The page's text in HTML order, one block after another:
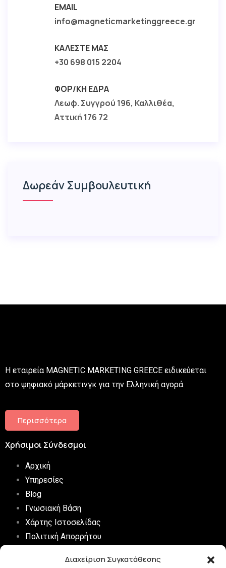
Διαχείριση Συγκατάθεσης
EMAIL
info@magneticmarketinggreece.gr
ΚΑΛΈΣΤΕ ΜΑΣ
+30 698 015 2204
ΦΟΡ/ΚΉ ΈΔΡΑ
Λεωφ. Συγγρού 196, Καλλιθέα,
Αττική 176 72
Δωρεάν Συμβουλευτική
Η εταιρεία MAGNETIC MARKETING GREECE ειδικεύεται
στο ψηφιακό μάρκετινγκ για την Ελληνική αγορά.
Περισσότερα
Χρήσιμοι Σύνδεσμοι
Αρχική
Υπηρεσίες
Blog
Γνωσιακή Βάση
Χάρτης Ιστοσελίδας
Πολιτική Απορρήτου